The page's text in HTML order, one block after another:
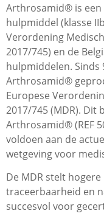
Arthrosamid® is een
hulpmiddel (klasse
Verordening
2017/745) en de
hulpmiddelen.
Arthrosamid®
Europese
2017/745 (MDR). Dit
Arthrosamid® (REF
voldoen aan de
wetgeving voor
De MDR stelt
traceerbaarheid en
succesvol voor